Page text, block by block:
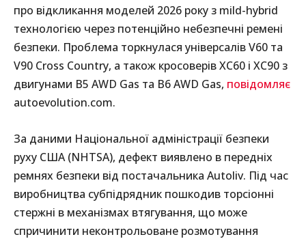
про відкликання моделей 2026 року з mild-hybrid
технологією через потенційно небезпечні ремені
безпеки. Проблема торкнулася універсалів V60 та
V90 Cross Country, а також кросоверів XC60 і XC90 з
двигунами B5 AWD Gas та B6 AWD Gas, повідомляє
autoevolution.com.
За даними Національної адміністрації безпеки
руху США (NHTSA), дефект виявлено в передніх
ремнях безпеки від постачальника Autoliv. Під час
виробництва субпідрядник пошкодив торсіонні
стержні в механізмах втягування, що може
спричинити неконтрольоване розмотування